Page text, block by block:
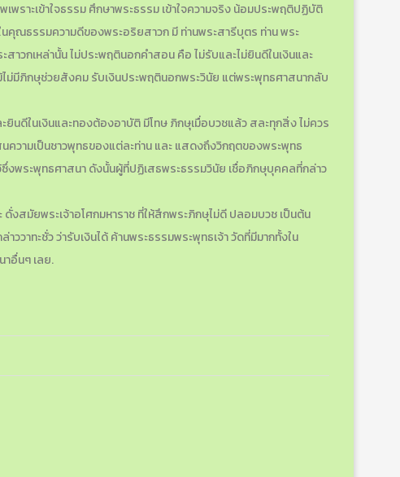
พราะเข้าใจธรรม ศึกษาพระธรรม เข้าใจความจริง น้อมประพฤติปฏิบัติ
นคุณธรรมความดีของพระอริยสาวก มี ท่านพระสารีบุตร ท่าน พระ
วกเหล่านั้น ไม่ประพฤตินอกคำสอน คือ ไม่รับและไม่ยินดีในเงินและ
ไม่มีภิกษุช่วยสังคม รับเงินประพฤตินอกพระวินัย แต่พระพุทธศาสนากลับ
นดีในเงินและทองต้องอาบัติ มีโทษ ภิกษุเมื่อบวชแล้ว สละทุกสิ่ง ไม่ควร
ความเป็นชาวพุทธของแต่ละท่าน และ แสดงถึงวิกฤตของพระพุทธ
ซึ่งพระพุทธศาสนา ดังนั้นผู้ที่ปฏิเสธพระธรรมวินัย เชื่อภิกษุบุคคลที่กล่าว
งสมัยพระเจ้าอโศกมหาราช ที่ให้สึกพระภิกษุไม่ดี ปลอมบวช เป็นต้น
วาทะชั่ว ว่ารับเงินได้ ค้านพระธรรมพระพุทธเจ้า วัดที่มีมากทั้งใน
าอื่นๆ เลย.